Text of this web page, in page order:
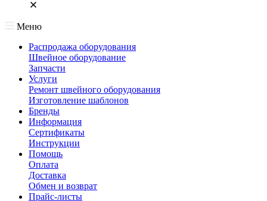
Меню
Распродажа оборудования
Швейное оборудование
Запчасти
Услуги
Ремонт швейного оборудования
Изготовление шаблонов
Бренды
Информация
Сертификаты
Инструкции
Помощь
Оплата
Доставка
Обмен и возврат
Прайс-листы